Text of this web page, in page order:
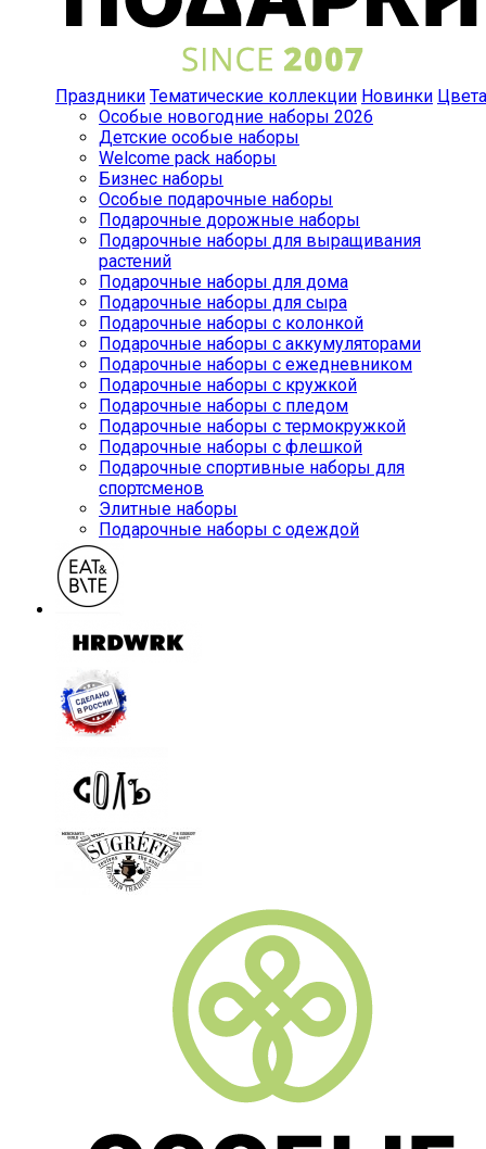
Праздники Тематические коллекции Новинки Цвета
Особые новогодние наборы 2026
Детские особые наборы
Welcome pack наборы
Бизнес наборы
Особые подарочные наборы
Подарочные дорожные наборы
Подарочные наборы для выращивания
растений
Подарочные наборы для дома
Подарочные наборы для сыра
Подарочные наборы с колонкой
Подарочные наборы с аккумуляторами
Подарочные наборы с ежедневником
Подарочные наборы с кружкой
Подарочные наборы с пледом
Подарочные наборы с термокружкой
Подарочные наборы с флешкой
Подарочные спортивные наборы для
спортсменов
Элитные наборы
Подарочные наборы с одеждой